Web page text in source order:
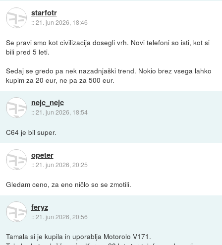
starfotr
::21. jun 2026, 18:46
Se pravi smo kot civilizacija dosegli vrh. Novi telefoni so isti, kot si
bili pred 5 leti.
Sedaj se gredo pa nek nazadnjaški trend. Nokio brez vsega lahko
kupim za 20 eur, ne pa za 500 eur.
nejc_nejc
::21. jun 2026, 18:54
C64 je bil super.
opeter
::21. jun 2026, 20:25
Gledam ceno, za eno ničlo so se zmotili.
feryz
::21. jun 2026, 20:56
Tamala si je kupila in uporablja Motorolo V171.